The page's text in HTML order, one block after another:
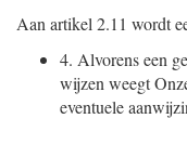
Aan artikel 2.11 wordt
4. Alvorens een
wijzen weegt
eventuele